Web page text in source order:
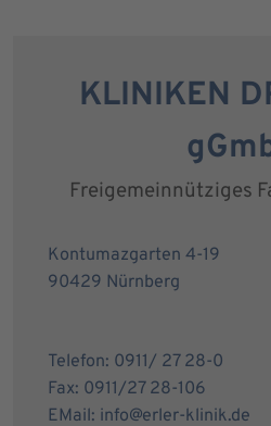
KLINIKEN
Freigemeinnütziges
Kontumazgarten 4-19
90429 Nürnberg
Telefon: 0911/ 27 28-0
Fax: 0911/27 28-106
EMail: info@erler-klinik.de